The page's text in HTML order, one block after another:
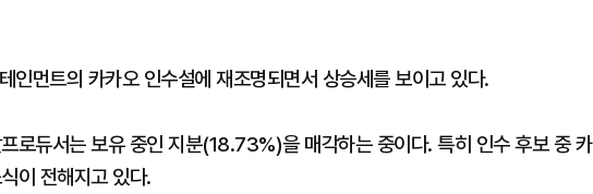
먼트의 카카오 인수설에 재조명되면서 상승세를 보이고 있다.
로듀서는 보유 중인 지분(18.73%)을 매각하는 중이다. 특히 인수 후보 중 카
이 전해지고 있다.